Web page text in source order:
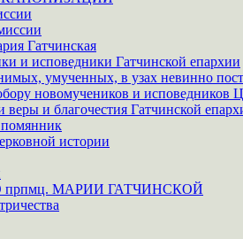
Гатчинская
и исповедники Гатчинской епархии
умученных, в узах невинно
новомучеников и исповедников
и благочестия Гатчинской
истории
МАРИИ ГАТЧИНСКОЙ